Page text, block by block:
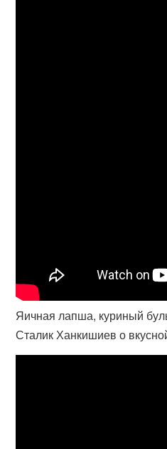
Яичная лапша, куриный
Сталик Ханкишиев о